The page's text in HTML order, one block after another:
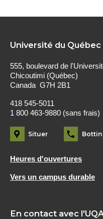
Université du
555, boulevard de
Chicoutimi (Québec)
Canada G7H 2B1
418 545-5011
1 800 463-9880 (sans frais)
Situer Bottin
Heures d'ouvertures
Vers un campus durable
En contact avec